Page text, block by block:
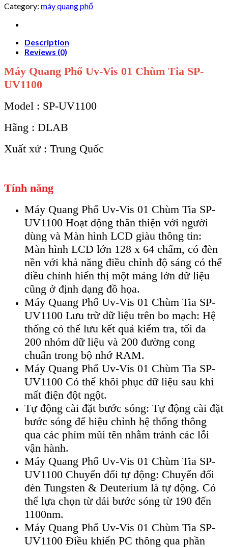
Category: máy quang phổ
Description
Reviews (0)
Máy Quang Phổ Uv-Vis 01 Chùm Tia SP-
UV1100
Model : SP-UV1100
Hãng : DLAB
Xuất xứ : Trung Quốc
Tính năng
Máy Quang Phổ Uv-Vis 01 Chùm Tia SP-
UV1100 Hoạt động thân thiện với người
dùng và Màn hình LCD giàu thông tin:
Màn hình LCD lớn 128 x 64 chấm, có đèn
nền với khả năng điều chỉnh độ sáng có thể
điều chỉnh hiển thị một mảng lớn dữ liệu
cũng ở định dạng đồ họa.
Máy Quang Phổ Uv-Vis 01 Chùm Tia SP-
UV1100 Lưu trữ dữ liệu trên bo mạch: Hệ
thống có thể lưu kết quả kiểm tra, tối đa
200 nhóm dữ liệu và 200 đường cong
chuẩn trong bộ nhớ RAM.
Máy Quang Phổ Uv-Vis 01 Chùm Tia SP-
UV1100 Có thể khôi phục dữ liệu sau khi
mất điện đột ngột.
Tự động cài đặt bước sóng: Tự động cài đặt
bước sóng để hiệu chỉnh hệ thống thông
qua các phím mũi tên nhằm tránh các lỗi
vận hành.
Máy Quang Phổ Uv-Vis 01 Chùm Tia SP-
UV1100 Chuyển đổi tự động: Chuyển đổi
đèn Tungsten & Deuterium là tự động. Có
thể lựa chọn từ dải bước sóng từ 190 đến
1100nm.
Máy Quang Phổ Uv-Vis 01 Chùm Tia SP-
UV1100 Điều khiển PC thông qua phần